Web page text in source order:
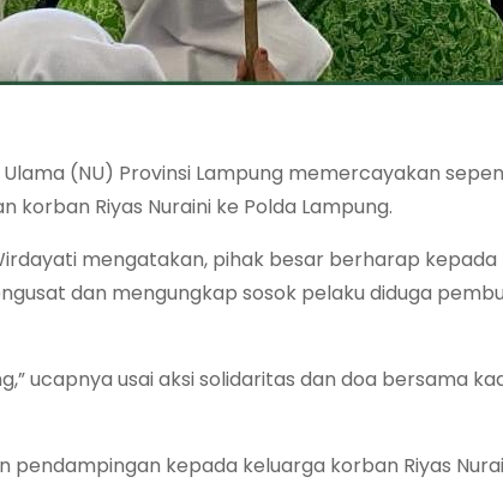
(NU) Provinsi Lampung memercayakan
Riyas Nuraini ke Polda Lampung.
mengatakan, pihak besar berharap kepada
dan mengungkap sosok pelaku diduga
ucapnya usai aksi solidaritas dan doa bersama
kepada keluarga korban Riyas